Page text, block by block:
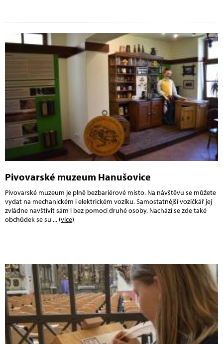
Pivovarské muzeum Hanušovice
Pivovarské muzeum je plně bezbariérové místo. Na návštěvu se můžete
vydat na mechanickém i elektrickém vozíku. Samostatnější vozíčkář jej
zvládne navštívit sám i bez pomocí druhé osoby. Nachází se zde také
obchůdek se su ... (více)